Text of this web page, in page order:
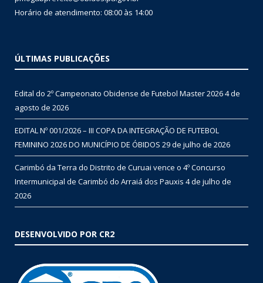
Horário de atendimento: 08:00 às 14:00
ÚLTIMAS PUBLICAÇÕES
Edital do 2º Campeonato Obidense de Futebol Master 20264 de
agosto de 2026
EDITAL Nº 001/2026 – III COPA DA INTEGRAÇÃO DE FUTEBOL
FEMININO 2026 DO MUNICÍPIO DE ÓBIDOS 29 de julho de 2026
Carimbó da Terra do Distrito de Curuai vence o 4º Concurso
Intermunicipal de Carimbó do Arraiá dos Pauxis 4 de julho de
2026
DESENVOLVIDO POR CR2